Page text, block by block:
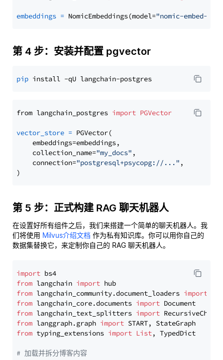
embeddings = NomicEmbeddings(model="nomic-embed-
第 4 步：安装并配置 pgvector
pip
from langchain_postgres import PGVector
vector_store = PGVector(
    embeddings=embeddings,
    collection_name=
"my_docs" ,
    connection=
"postgresql+psycopg://..." ,
第 5 步：正式构建 RAG 聊天机器人
在设置好所有组件之后，我们来搭建一个简单的聊天机器人。我
们将使用 Milvus介绍文档 作为私有知识库。你可以用你自己的
数据集替换它，来定制你自己的 RAG 聊天机器人。
import
from langchain import
from langchain_community.document_loaders import
from langchain_core.documents import
from langchain_text_splitters import
from langgraph.graph import
from typing_extensions import List, TypedDict
# 加载并拆分博客内容